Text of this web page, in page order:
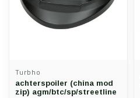
Turbho
achterspoiler (china mod
zip) agm/btc/sp/streetline